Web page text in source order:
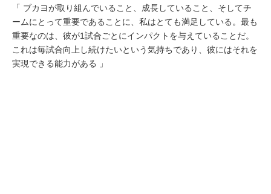
「 ブカヨが取り組んでいること、成長していること、そしてチ
ームにとって重要であることに、私はとても満足している。最も
重要なのは、彼が1試合ごとにインパクトを与えていることだ。
これは毎試合向上し続けたいという気持ちであり、彼にはそれを
実現できる能力がある 」